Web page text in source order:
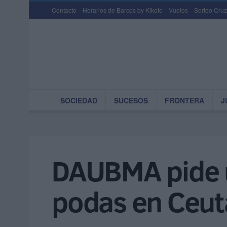
Contacto Horarios de Barcos by Kikoto Vuelos Sorteo
SOCIEDAD SUCESOS FRONTERA
DAUBMA
podas en